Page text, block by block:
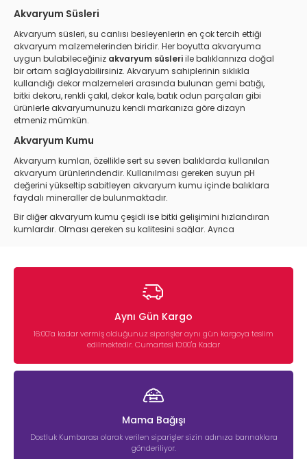
Akvaryum Süsleri
Akvaryum süsleri, su canlısı besleyenlerin en çok tercih ettiği
akvaryum malzemelerinden biridir. Her boyutta akvaryuma
uygun bulabileceğiniz akvaryum süsleriile balıklarınıza doğal
bir ortam sağlayabilirsiniz. Akvaryum sahiplerinin sıklıkla
kullandığı dekor malzemeleri arasında bulunan gemi batığı,
bitki dekoru, renkli çakıl, dekor kale, batık odun parçaları gibi
ürünlerle akvaryumunuzu kendi markanıza göre dizayn
etmeniz mümkün.
Akvaryum Kumu
Akvaryum kumları, özellikle sert su seven balıklarda kullanılan
akvaryum ürünlerindendir. Kullanılması gereken suyun pH
değerini yükseltip sabitleyen akvaryum kumu içinde balıklara
faydalı mineraller de bulunmaktadır.
Bir diğer akvaryum kumu çeşidi ise bitki gelişimini hızlandıran
kumlardır. Olması gereken su kalitesini sağlar. Ayrıca
Aynı Gün Kargo
16:00’a kadar vermiş olduğunuz siparişler aynı gün kargoya teslim
edilmektedir. Cumartesi 10:00'a Kadar
Mama Bağışı
Dostluk Kumbarası olarak verilen siparişler sizin adınıza barınaklara
gönderiliyor.